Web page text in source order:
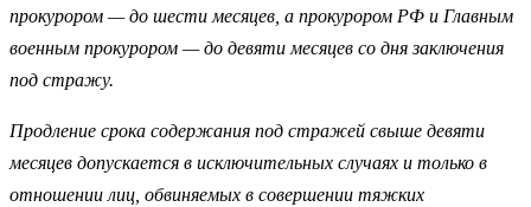
прокурором — до шести месяцев, а прокурором РФ и Главным
военным прокурором — до девяти месяцев со дня заключения
под стражу.
Продление срока содержания под стражей свыше девяти
месяцев допускается в исключительных случаях и только в
отношении лиц, обвиняемых в совершении тяжких